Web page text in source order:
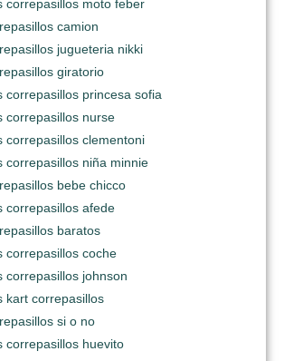
correpasillos moto feber
camion
jugueteria nikki
giratorio
correpasillos princesa sofia
correpasillos nurse
correpasillos clementoni
correpasillos niña minnie
bebe chicco
correpasillos afede
baratos
correpasillos coche
correpasillos johnson
kart correpasillos
si o no
correpasillos huevito